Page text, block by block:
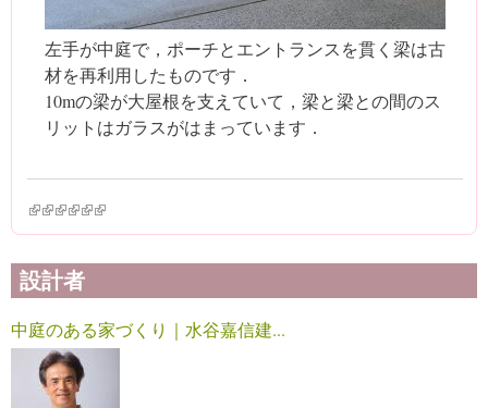
左手が中庭で，ポーチとエントランスを貫く梁は古
材を再利用したものです．
10mの梁が大屋根を支えていて，梁と梁との間のス
リットはガラスがはまっています．
(link is external)
(link is external)
(link is external)
(link is external)
(link is external)
(link is external)
設計者
中庭のある家づくり｜水谷嘉信建...